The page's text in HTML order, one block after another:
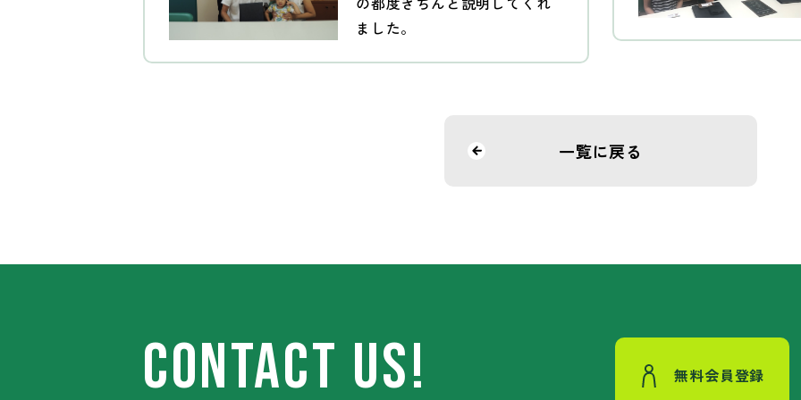
ました。
一覧に戻る
CONTACT US! 無料会員登録